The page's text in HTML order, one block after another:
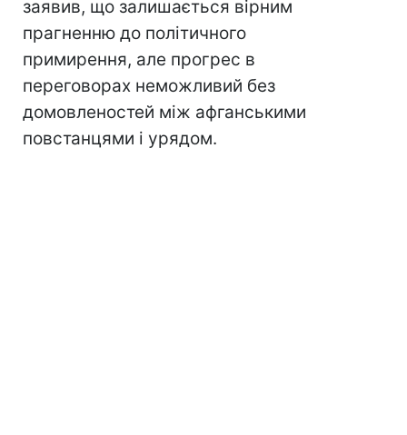
заявив, що залишається вірним
прагненню до політичного
примирення, але прогрес в
переговорах неможливий без
домовленостей між афганськими
повстанцями і урядом.